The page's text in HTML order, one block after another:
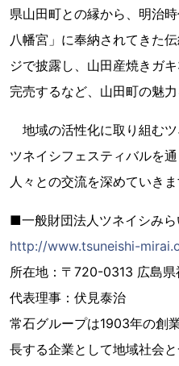
県山田町との縁から、明治
八幡宮」に奉納されてきた
ジで披露し、山田産焼きガ
完売するなど、山田町の魅
地域の活性化に取り組む
ツネイシフェスティバルを
人々との交流を深めていきま
■一般財団法人ツネイシみら
http://www.tsuneishi-
所在地：〒720-0313 広島
代表理事：伏見泰治
常石グループは1903年の創
長する企業として地域社会